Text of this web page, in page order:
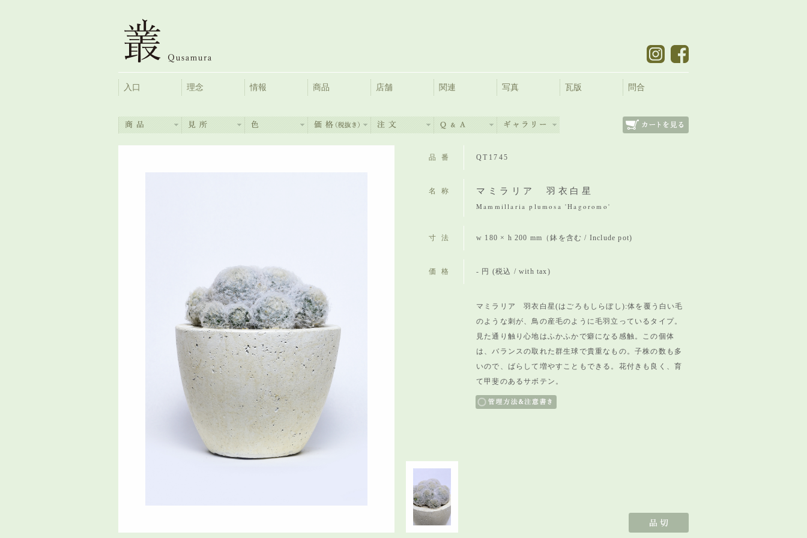
入口 理念 情報 商品 店舗 関連 写真 瓦版 問合
品番 QT1745
名称 マミラリア 羽衣白星
Mammillaria plumosa 'Hagoromo'
寸法 w 180 × h 200 mm（鉢を含む / Include pot)
価格 - 円 (税込 / with tax)
マミラリア 羽衣白星(はごろもしらぼし):体を覆う白い毛
のような刺が、鳥の産毛のように毛羽立っているタイプ。
見た通り触り心地はふかふかで癖になる感触。この個体
は、バランスの取れた群生球で貴重なもの。子株の数も多
いので、ばらして増やすこともできる。花付きも良く、育
て甲斐のあるサボテン。